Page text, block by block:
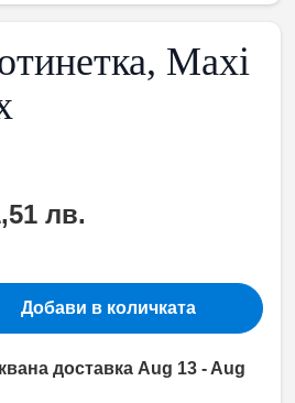
Maxi
лв.
Добави в количката
доставка Aug 13 - Aug